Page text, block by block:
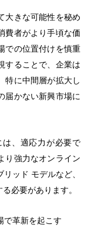
大きな可能性を秘め
費者がより手頃な価
での位置付けを慎重
することで、企業は
特に中間層が拡大し
届かない新興市場に
、適応力が必要で
り強力なオンライン
ッド モデルなど、
必要があります。
で革新を起こす